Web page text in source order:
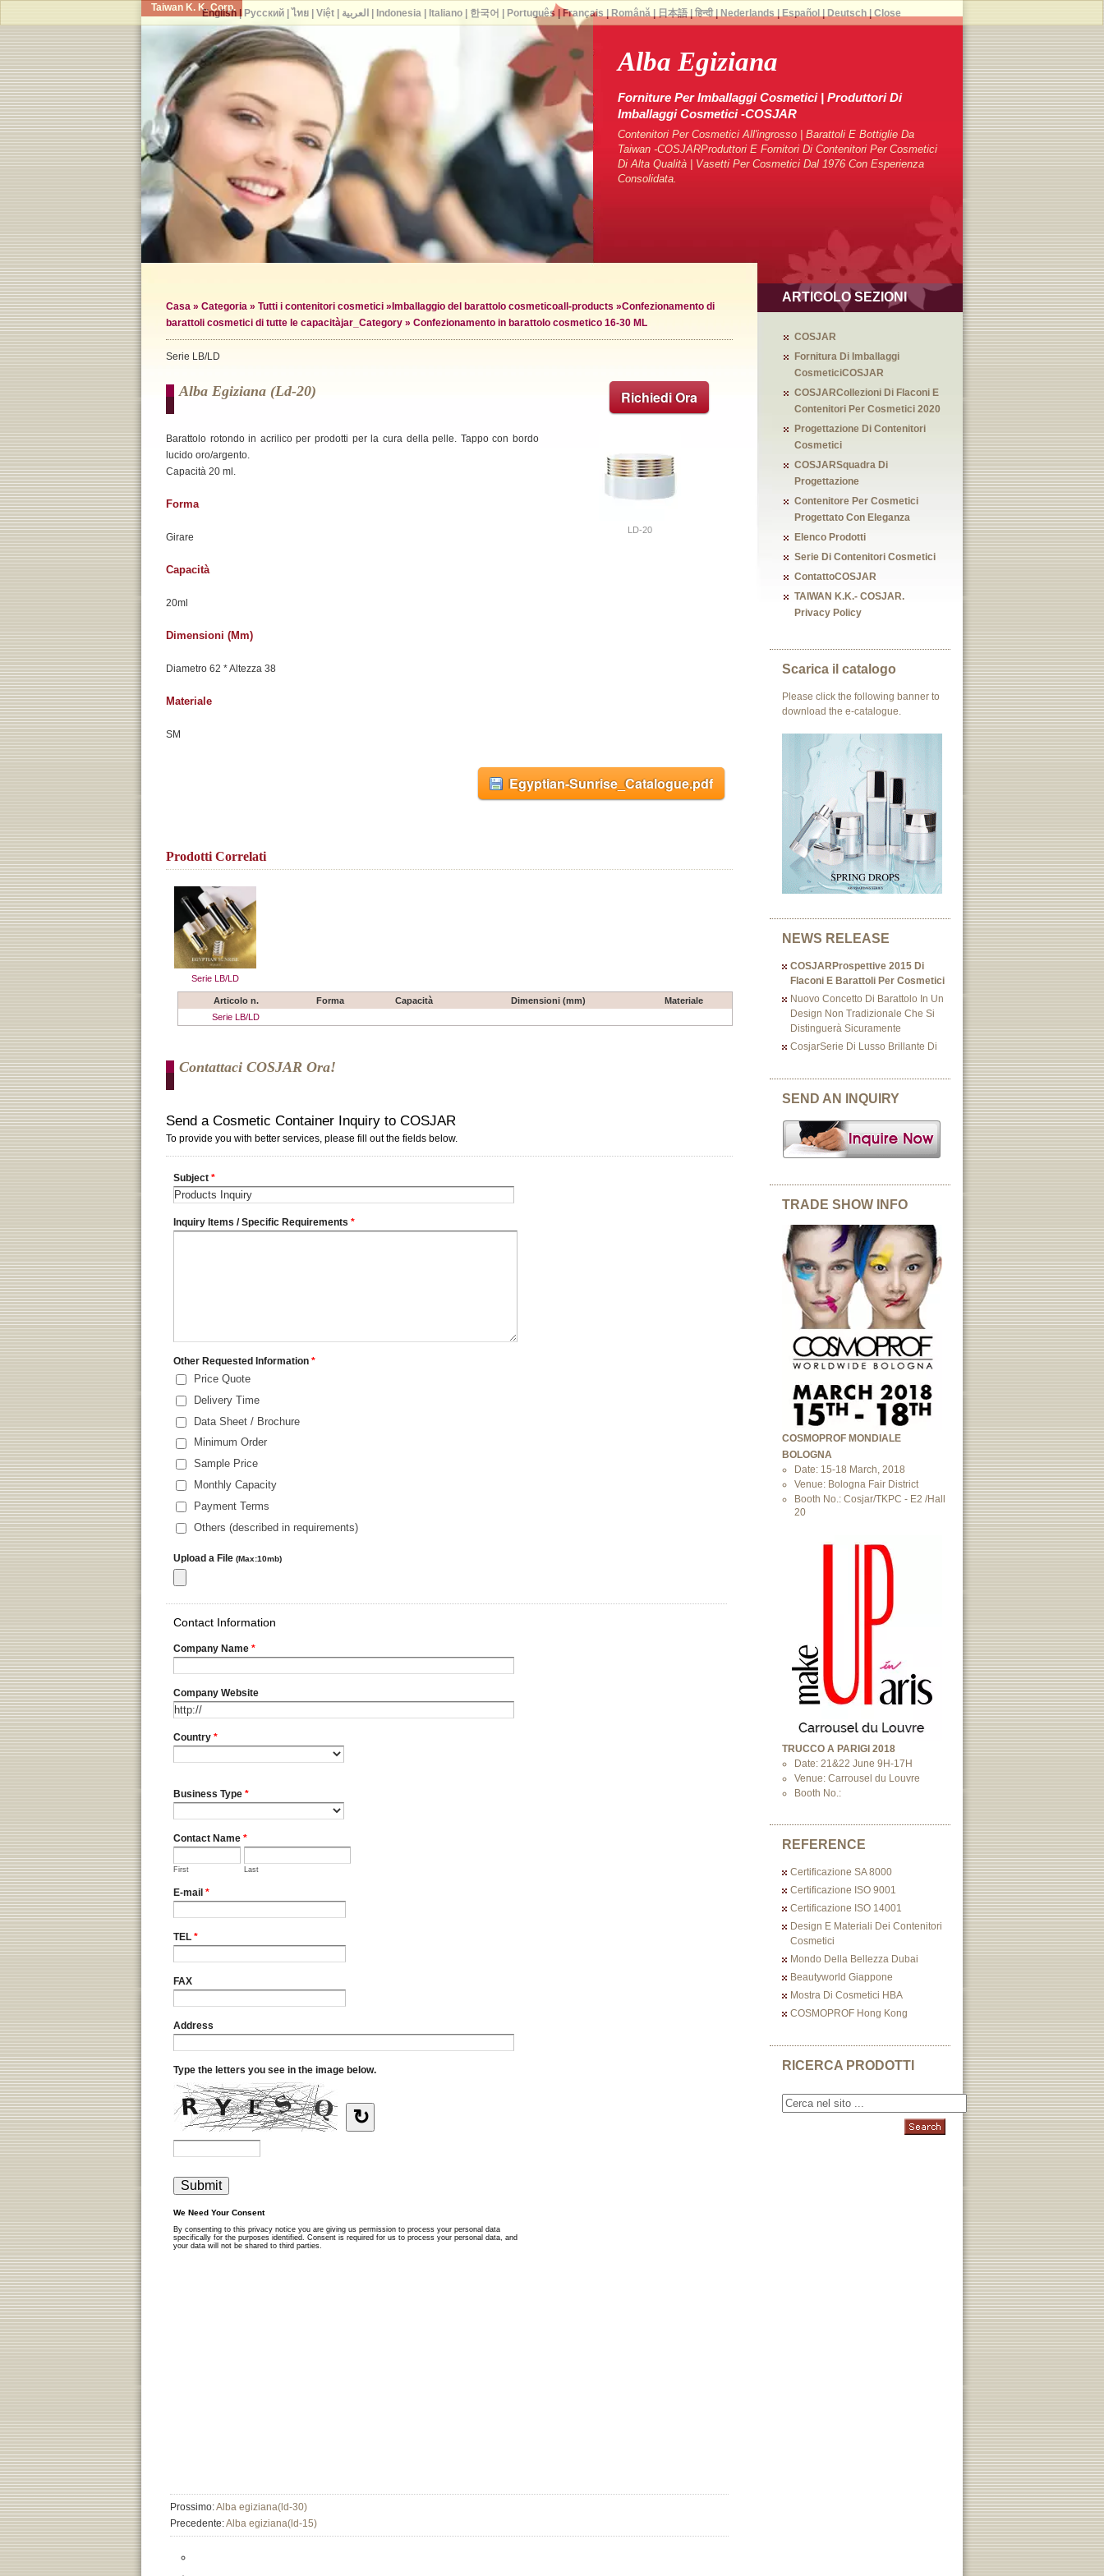
Taiwan K. K. Corp.
Alba Egiziana
Forniture Per Imballaggi Cosmetici | Produttori Di
Imballaggi Cosmetici -COSJAR
Contenitori Per Cosmetici All'ingrosso | Barattoli E Bottiglie Da
Taiwan -COSJARProduttori E Fornitori Di Contenitori Per Cosmetici
Di Alta Qualità | Vasetti Per Cosmetici Dal 1976 Con Esperienza
Consolidata.
Casa » Categoria » Tutti i contenitori cosmetici » Imballaggio del barattolo cosmeticoall-products »Confezionamento di
barattoli cosmetici di tutte le capacitàjar_Category » Confezionamento in barattolo cosmetico 16-30 ML
Serie LB/LD
Richiedi Ora
Alba Egiziana (ld-20)
LD-20
Barattolo rotondo in acrilico per prodotti per la cura della pelle. Tappo con bordo
lucido oro/argento.
Capacità 20 ml.
Forma
Girare
Capacità
20ml
Dimensioni (mm)
Diametro 62 * Altezza 38
Materiale
SM
Egyptian-Sunrise_Catalogue.pdf
Prodotti Correlati
Serie LB/LD
Articolo n. Forma Capacità Dimensioni (mm)
Materiale
Serie LB/LD
Contattaci COSJAR Ora!
Prossimo:Alba egiziana(ld-30)
Precedente:Alba egiziana(ld-15)
ARTICOLO SEZIONI
COSJAR
Fornitura Di Imballaggi
CosmeticiCOSJAR
COSJARCollezioni Di Flaconi E
Contenitori Per Cosmetici 2020
Progettazione Di Contenitori
Cosmetici
COSJARSquadra Di
Progettazione
Contenitore Per Cosmetici
Progettato Con Eleganza
Elenco Prodotti
Serie Di Contenitori Cosmetici
ContattoCOSJAR
TAIWAN K.K.- COSJAR.
Privacy Policy
Scarica il catalogo
Please click the following banner to
download the e-catalogue.
NEWS RELEASE
COSJARProspettive 2015 Di
Flaconi E Barattoli Per Cosmetici
Nuovo Concetto Di Barattolo In Un
Design Non Tradizionale Che Si
Distinguerà Sicuramente
CosjarSerie Di Lusso Brillante Di
SEND AN INQUIRY
TRADE SHOW INFO
COSMOPROF MONDIALE
BOLOGNA
Date: 15-18 March, 2018
Venue: Bologna Fair District
Booth No.: Cosjar/TKPC - E2 /Hall
20
TRUCCO A PARIGI 2018
Date: 21&22 June 9H-17H
Venue: Carrousel du Louvre
Booth No.:
REFERENCE
Certificazione SA 8000
Certificazione ISO 9001
Certificazione ISO 14001
Design E Materiali Dei Contenitori
Cosmetici
Mondo Della Bellezza Dubai
Beautyworld Giappone
Mostra Di Cosmetici HBA
COSMOPROF Hong Kong
RICERCA PRODOTTI
English| Русский| ไทย| Việt| العربية Indonesia| Italiano| 한국어 Português Français Română| 日本語| हिन्दी| Nederlands Español Deutsch| Close